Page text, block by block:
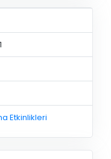
Etkinlikleri